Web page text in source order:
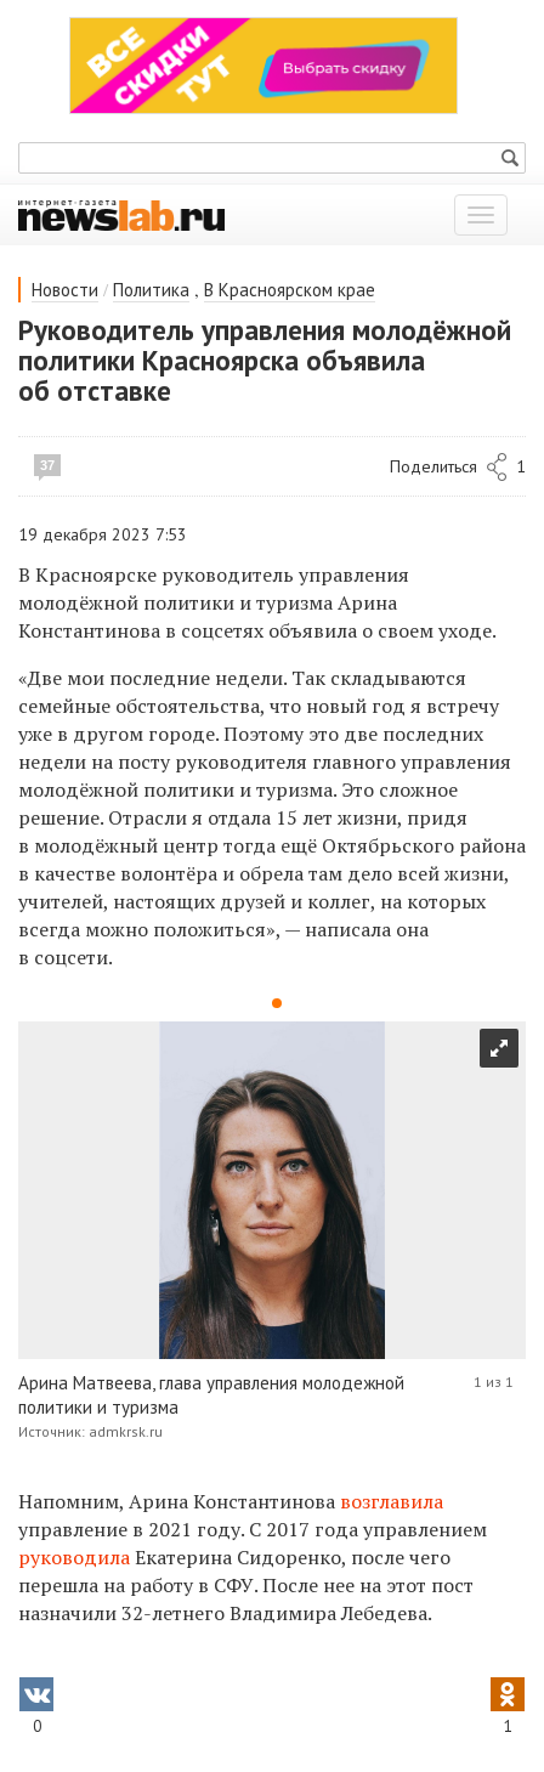
Показать
меню
Новости / Политика , В Красноярском крае
Руководитель управления молодёжной
политики Красноярска объявила
об отставке
37 Поделиться 1
19 декабря 2023 7:53
В Красноярске руководитель управления
молодёжной политики и туризма Арина
Константинова в соцсетях объявила о своем уходе.
«Две мои последние недели. Так складываются
семейные обстоятельства, что новый год я встречу
уже в другом городе.Поэтому это две последних
недели на посту руководителя главного управления
молодёжной политики и туризма. Это сложное
решение. Отрасли я отдала 15 лет жизни, придя
в молодёжный центр тогда ещё Октябрьского района
в качестве волонтёра и обрела там дело всей жизни,
учителей, настоящих друзей и коллег, на которых
всегда можно положиться», — написала она
в соцсети.
Арина Матвеева, глава управления молодежной
политики и туризма
Источник: admkrsk.ru
1 из 1
Напомним, Арина Константинова возглавила
управление в 2021 году. С 2017 года управлением
руководилаЕкатерина Сидоренко, после чего
перешла на работу в СФУ. После нее на этот пост
назначили32-летнегоВладимира Лебедева.
0 1